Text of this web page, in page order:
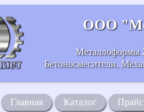
ООО
Бетоносмесители,
Главная Каталог
Прайс